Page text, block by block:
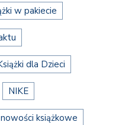
w pakiecie
dla Dzieci
NIKE
nowości książkowe